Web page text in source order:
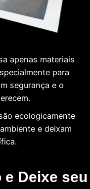
apenas materiais
para
segurança e o
ecologicamente
e deixam
e Deixe seu